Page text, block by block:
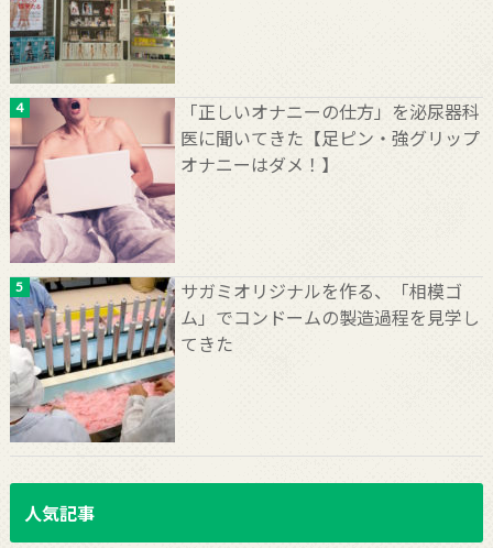
「正しいオナニーの仕方」を泌尿器科
医に聞いてきた【足ピン・強グリップ
オナニーはダメ！】
サガミオリジナルを作る、「相模ゴ
ム」でコンドームの製造過程を見学し
てきた
人気記事